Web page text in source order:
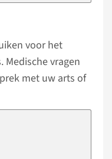
voor het
Medische vragen
met uw arts of